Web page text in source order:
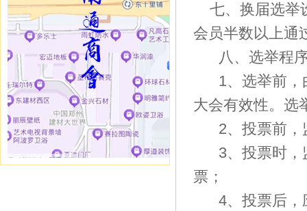
七、换届选举
会员半数以上通
八、选举程
1、选举前
大会有效性。选
2、投票前
3、投票时
票；
4、投票后